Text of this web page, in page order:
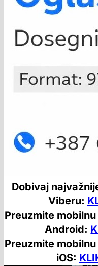
Dobivaj
Viberu:
Preuzmite
Android:
Preuzmite
iOS: